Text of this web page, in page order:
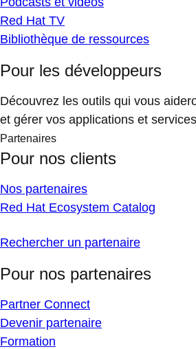
Red Hat TV
Bibliothèque de ressources
Pour les développeurs
Découvrez les outils qui vous
et gérer vos applications et
Partenaires
Pour nos clients
Nos partenaires
Red Hat Ecosystem Catalog
Rechercher un partenaire
Pour nos partenaires
Partner Connect
Devenir partenaire
Formation